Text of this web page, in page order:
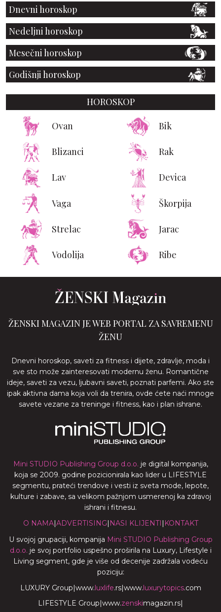
Dnevni horoskop
Nedeljni horoskop
Mesečni horoskop
Godišnji horoskop
HOROSKOP
Ovan Bik
Blizanci Rak
Lav Devica
Vaga Škorpija
Strelac Jarac
Vodolija Ribe
ŽENSKI MAGAZIN JE WEB PORTAL ZA SAVREMENU
ŽENU
Dnevni horoskop, saveti za fitness i dijete, zdravlje, moda i
sve sto može zainteresovati modernu ženu. Romantične
ideje, saveti za vezu, ljubavni saveti, poznati parfemi. Ako ste
ipak aktivna dama koja voli da trenira, ovde ćete naći mnoge
savete vezane za treninge i fitness, kao i plan ishrane.
Mini STUDIO Publishing Group d.o.o. je digital kompanija,
koja se 2009. godine pozicionirala kao lider u LIFESTYLE
segmentu, prateći trendove i vesti iz sveta mode, lepote,
kulture i zabave, sa velikom pažnjom usmerenoj ka zdravoj
ishrani i fitnesu.
O NAMA| ADVERTISING NASI KLIJENTI
KONTAKT
U svojoj grupaciji, kompanija Mini STUDIO Publishing Group
d.o.o. je svoj portfolio uspešno proširila na Luxury, Lifestyle i
Living segment, gde je više od decenije zadržala vodeću
poziciju:
LUXURY Group www. luxlife.rs| www. luxurytopics.com
LIFESTYLE Group www.zenskimagazin.rs